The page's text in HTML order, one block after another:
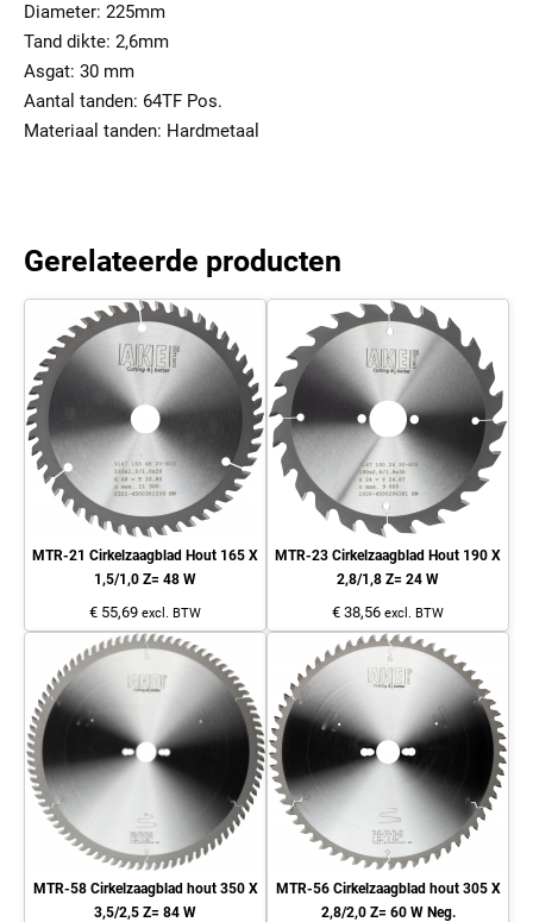
Diameter: 225mm
Tand dikte: 2,6mm
Asgat: 30 mm
Aantal tanden: 64TF Pos.
Materiaal tanden: Hardmetaal
Gerelateerde producten
MTR-21 Cirkelzaagblad Hout 165 X
1,5/1,0 Z= 48 W
€ 55,69 excl. BTW
MTR-23 Cirkelzaagblad Hout 190 X
2,8/1,8 Z= 24 W
€ 38,56 excl. BTW
MTR-58 Cirkelzaagblad hout 350 X
3,5/2,5 Z= 84 W
MTR-56 Cirkelzaagblad hout 305 X
2,8/2,0 Z= 60 W Neg.